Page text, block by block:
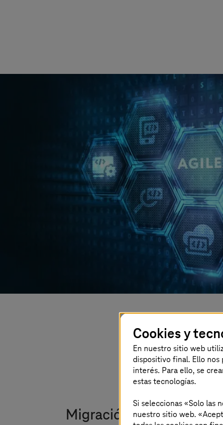
Migración rápida y
Cookies y
En nuestro sitio web
dispositivo final. Ello
interés. Para ello, se
estas tecnologías.
Si seleccionas «Solo las
nuestro sitio web.